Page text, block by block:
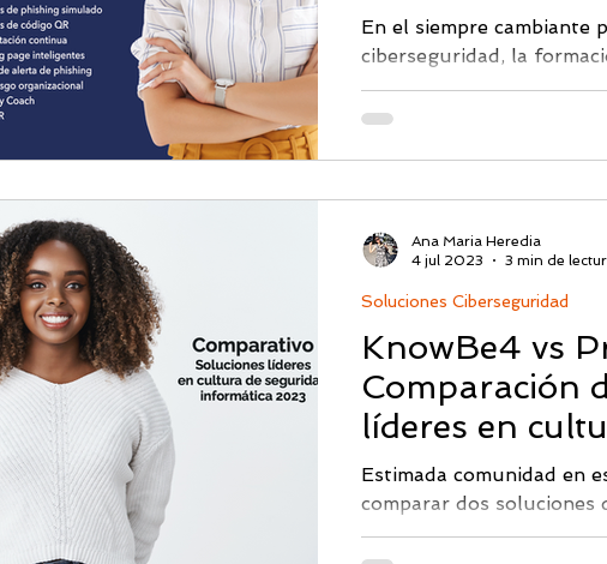
En el siempre cambiante
ciberseguridad, la
los empleados son
KnowBe4 vs
Comparación
líderes en
seguridad
Estimada comunidad en
comparar dos
informática Proofpoint y
Soluciones Ciberseguridad
Ana Maria Heredia
4 jul 2023
3 min de